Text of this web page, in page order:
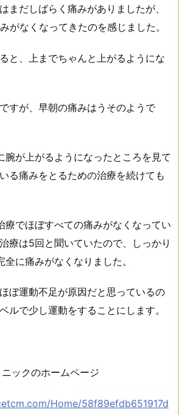
まだしばらく痛みがありましたが、
がなくなってきたのを感じました。
と、上までちゃんと上がるようにな
すが、早朝の痛みはうそのようで
腕が上がるようになったところを見て
る痛みをとるための治療を続けても
療でほぼすべての痛みがなくなってい
療は5回と聞いていたので、しっかり
に痛みがなくなりました。
ぼ運動不足が原因だと思っているの
ルで少し運動をすることにします。
ックのホームページ
Home/58f89efdb651917d